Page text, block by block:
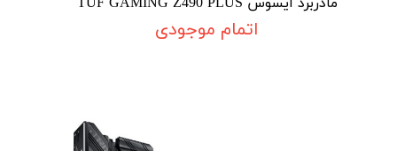
اتمام موجودی